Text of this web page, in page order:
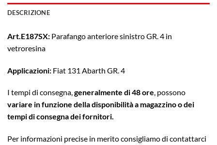
DESCRIZIONE
Art.E187SX: Parafango anteriore sinistro GR. 4 in
vetroresina
Applicazioni: Fiat 131 Abarth GR. 4
I tempi di consegna,generalmente di 48 ore, possono
variare in funzione della disponibilità a magazzino o dei
tempi di consegna dei fornitori.
Per informazioni precise in merito consigliamo di contattarci